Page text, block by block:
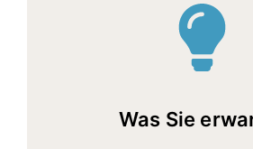
Was Sie